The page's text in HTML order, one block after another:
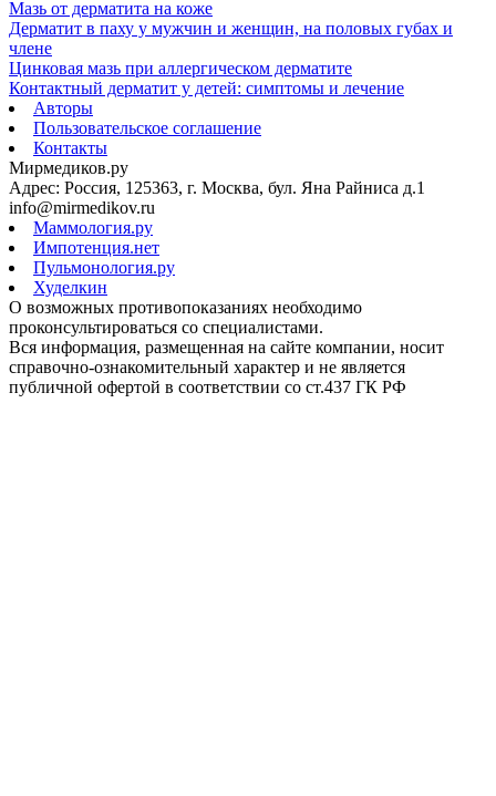
Мазь от дерматита на коже
Дерматит в паху у мужчин и женщин, на половых губах и
члене
Цинковая мазь при аллергическом дерматите
Контактный дерматит у детей: симптомы и лечение
Авторы
Пользовательское соглашение
Контакты
Мирмедиков.ру
Адрес: Россия, 125363, г. Москва, бул. Яна Райниса д.1
info@mirmedikov.ru
Маммология.ру
Импотенция.нет
Пульмонология.ру
Худелкин
О возможных противопоказаниях необходимо
проконсультироваться со специалистами.
Вся информация, размещенная на сайте компании, носит
справочно-ознакомительный характер и не является
публичной офертой в соответствии со ст.437 ГК РФ